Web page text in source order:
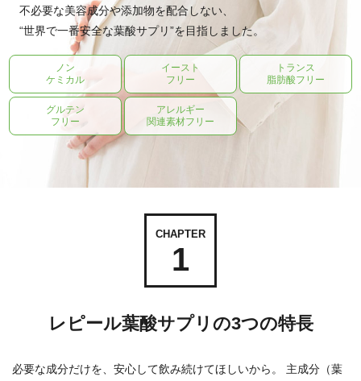
不必要な美容成分や添加物を配合しない、
“世界で一番安全な葉酸サプリ”を目指しました。
ノン
ケミカル
イースト
フリー
トランス
脂肪酸フリー
グルテン
フリー
アレルギー
関連素材フリー
CHAPTER
1
レピール葉酸サプリの3つの特長
必要な成分だけを、安心して飲み続けてほしいから。
主成分（葉